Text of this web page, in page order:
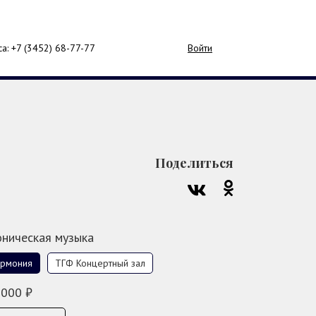
+7 (3452) 68-77-77 Войти
Поделиться
музыка
ТГФ Концертный зал
₽